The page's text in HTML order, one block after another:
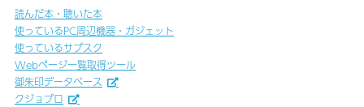
読んだ本・聴いた本
使っているPC周辺機器・ガジェット
使っているサブスク
Webページ一覧取得ツール
御朱印データベース
クジョブロ